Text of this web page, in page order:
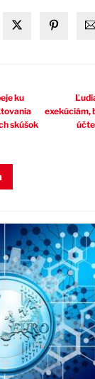
ku
skúšok
exekúciám,